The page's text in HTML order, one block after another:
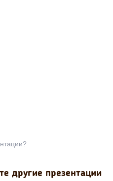
другие презентации